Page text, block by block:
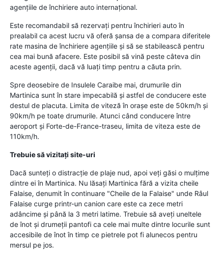
agenţiile de închiriere auto internaţional.
Este recomandabil să rezervaţi pentru închirieri auto în
prealabil ca acest lucru vă oferă şansa de a compara diferitele
rate masina de închiriere agenţiile şi să se stabilească pentru
cea mai bună afacere. Este posibil să vină peste câteva din
aceste agenţii, dacă vă luaţi timp pentru a căuta prin.
Spre deosebire de Insulele Caraibe mai, drumurile din
Martinica sunt în stare impecabilă şi astfel de conducere este
destul de placuta. Limita de viteză în oraşe este de 50km/h şi
90km/h pe toate drumurile. Atunci când conducere între
aeroport şi Forte-de-France-traseu, limita de viteza este de
110km/h.
Trebuie să vizitaţi site-uri
Dacă sunteţi o distracţie de plaje nud, apoi veţi găsi o mulţime
dintre ei în Martinica. Nu lăsaţi Martinica fără a vizita cheile
Falaise, denumit în continuare "Cheile de la Falaise" unde Râul
Falaise curge printr-un canion care este ca zece metri
adâncime şi până la 3 metri latime. Trebuie să aveţi uneltele
de înot şi drumeţii pantofi ca cele mai multe dintre locurile sunt
accesibile de înot în timp ce pietrele pot fi alunecos pentru
mersul pe jos.